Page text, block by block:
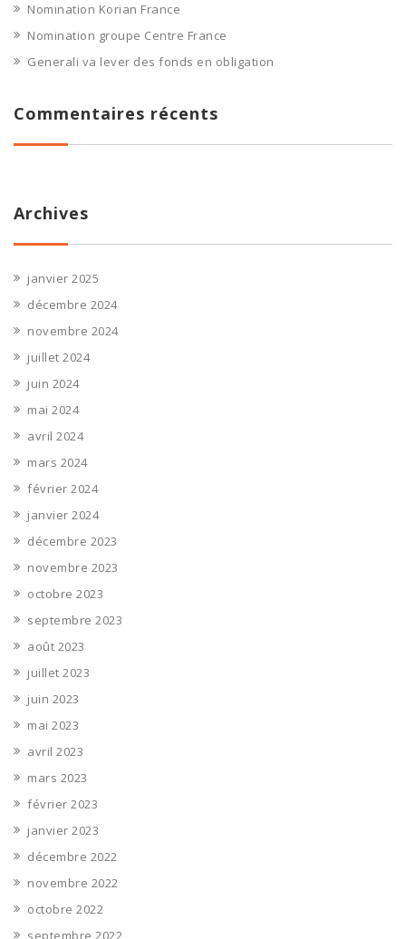
Nomination Korian France
Nomination groupe Centre France
Generali va lever des fonds en obligation
Commentaires récents
Archives
janvier 2025
décembre 2024
novembre 2024
juillet 2024
juin 2024
mai 2024
avril 2024
mars 2024
février 2024
janvier 2024
décembre 2023
novembre 2023
octobre 2023
septembre 2023
août 2023
juillet 2023
juin 2023
mai 2023
avril 2023
mars 2023
février 2023
janvier 2023
décembre 2022
novembre 2022
octobre 2022
septembre 2022